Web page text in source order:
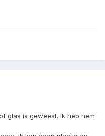
glas is geweest. Ik heb hem